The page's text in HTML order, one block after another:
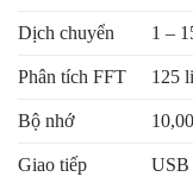
Dịch chuyển 1 –
Phân tích FFT 125
Bộ nhớ
Giao tiếp USB